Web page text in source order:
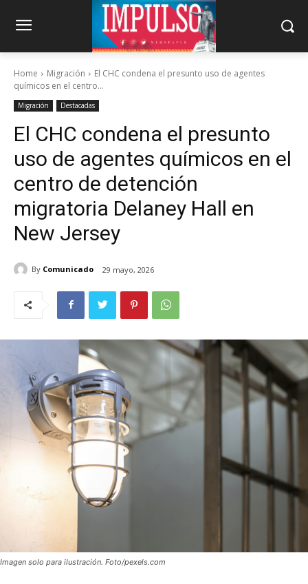
Home Migración
El CHC condena el presunto uso de agentes
químicos en el centro...
Migración Destacadas
El CHC condena el presunto
uso de agentes químicos en el
centro de detención
migratoria Delaney Hall en
New Jersey
By Comunicado 29 mayo, 2026
Imagen solo para ilustración. Foto/pexels.com